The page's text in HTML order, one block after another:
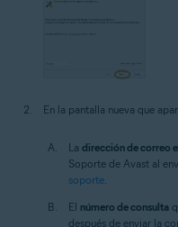
En la pantalla nueva que
La dirección de correo
Soporte de Avast al
soporte.
El número de consulta
después de enviar la